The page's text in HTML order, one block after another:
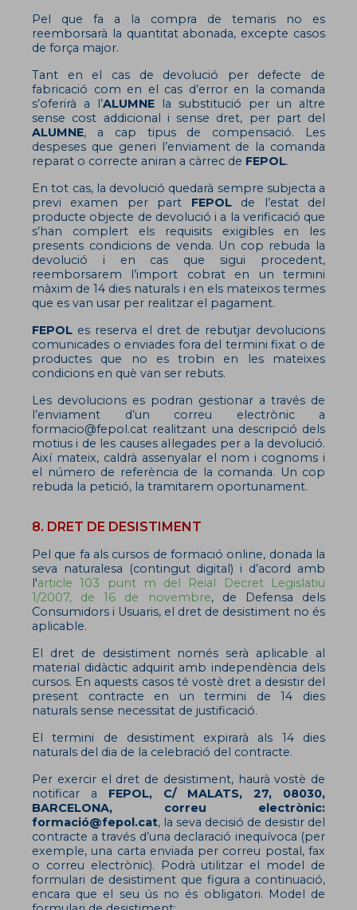
Pel que fa a la compra de temaris no es
reemborsarà la quantitat abonada, excepte casos
de força major.
Tant en el cas de devolució per defecte de
fabricació com en el cas d’error en la comanda
s’oferirà a l’ALUMNE la substitució per un altre
sense cost addicional i sense dret, per part del
ALUMNE, a cap tipus de compensació. Les
despeses que generi l’enviament de la comanda
reparat o correcte aniran a càrrec de FEPOL.
En tot cas, la devolució quedarà sempre subjecta a
previ examen per part FEPOLde l’estat del
producte objecte de devolució i a la verificació que
s’han complert els requisits exigibles en les
presents condicions de venda. Un cop rebuda la
devolució i en cas que sigui procedent,
reemborsarem l’import cobrat en un termini
màxim de 14 dies naturals i en els mateixos termes
que es van usar per realitzar el pagament.
FEPOL es reserva el dret de rebutjar devolucions
comunicades o enviades fora del termini fixat o de
productes que no es trobin en les mateixes
condicions en què van ser rebuts.
Les devolucions es podran gestionar a través de
l’enviament d’un correu electrònic a
formacio@fepol.cat realitzant una descripció dels
motius i de les causes al·legades per a la devolució.
Així mateix, caldrà assenyalar el nom i cognoms i
el número de referència de la comanda. Un cop
rebuda la petició, la tramitarem oportunament.
8. DRET DE DESISTIMENT
Pel que fa als cursos de formació online, donada la
seva naturalesa (contingut digital) i d’acord amb
l'article 103 punt m del Reial Decret Legislatiu
1/2007, de 16 de novembre, de Defensa dels
Consumidors i Usuaris, el dret de desistiment no és
aplicable.
El dret de desistiment només serà aplicable al
material didàctic adquirit amb independència dels
cursos. En aquests casos té vostè dret a desistir del
present contracte en un termini de 14 dies
naturals sense necessitat de justificació.
El termini de desistiment expirarà als 14 dies
naturals del dia de la celebració del contracte.
Per exercir el dret de desistiment, haurà vostè de
notificar a FEPOL, C/ MALATS, 27, 08030,
BARCELONA, correu electrònic:
formació@fepol.cat, la seva decisió de desistir del
contracte a través d’una declaració inequívoca (per
exemple, una carta enviada per correu postal, fax
o correu electrònic). Podrà utilitzar el model de
formulari de desistiment que figura a continuació,
encara que el seu ús no és obligatori. Model de